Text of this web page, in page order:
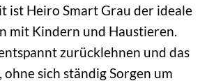
ist Heiro Smart Grau der ideale
mit Kindern und Haustieren.
zurücklehnen und das
ohne sich ständig Sorgen um